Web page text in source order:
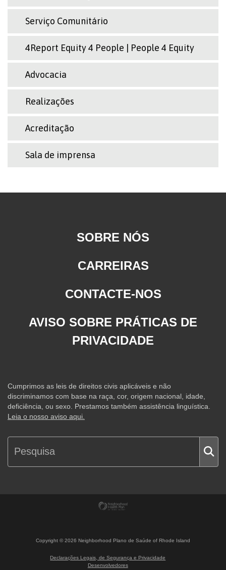
Serviço Comunitário
4Report Equity 4 People | People 4 Equity
Advocacia
Realizações
Acreditação
Sala de imprensa
SOBRE NÓS
CARREIRAS
CONTACTE-NOS
AVISO SOBRE PRÁTICAS DE
PRIVACIDADE
Cumprimos as leis de direitos civis aplicáveis e não
discriminamos com base na raça, cor, origem nacional, idade,
deficiência, ou sexo. Prestamos também assistência linguística.
Leia o nosso aviso aqui.
Copyright ©2026 Neighborhood Plano de Saúde of Rhode Island
Declarações Legais, de Segurança e Privacidade
Desenvolvedores